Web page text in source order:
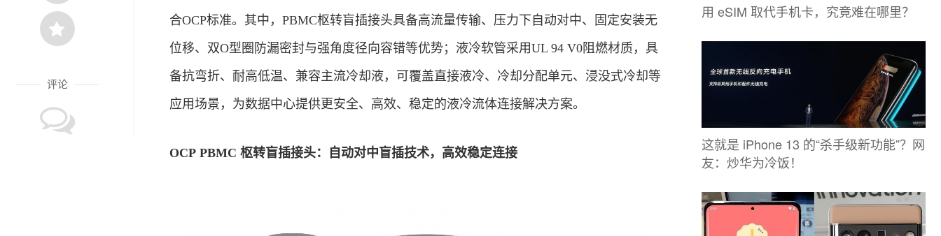
评论
合OCP标准。其中，PBMC枢转盲插接头具备高流量传输、压力下自动对中、固定安装无
位移、双O型圈防漏密封与强角度径向容错等优势；液冷软管采用UL 94 V0阻燃材质，具
备抗弯折、耐高低温、兼容主流冷却液，可覆盖直接液冷、冷却分配单元、浸没式冷却等
应用场景，为数据中心提供更安全、高效、稳定的液冷流体连接解决方案。
OCP PBMC 枢转盲插接头：自动对中盲插技术，高效稳定连接
用 eSIM 取代手机卡，究竟难在哪里？
这就是 iPhone 13 的“杀手级新功能”？网
友：炒华为冷饭！